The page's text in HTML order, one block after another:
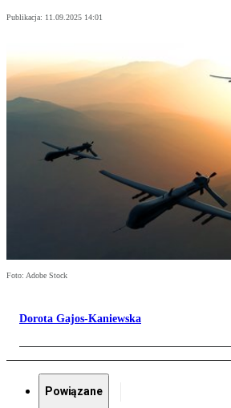
Publikacja: 11.09.2025 14:01
Foto: Adobe Stock
Dorota Gajos-Kaniewska
Powiązane